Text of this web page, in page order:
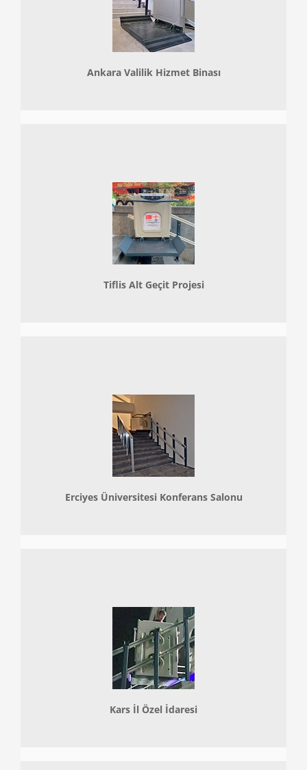
Ankara Valilik Hizmet Binası
Tiflis Alt Geçit Projesi
Erciyes Üniversitesi Konferans Salonu
Kars İl Özel İdaresi